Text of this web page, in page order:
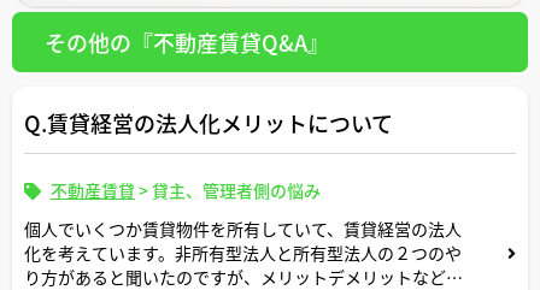
その他の『不動産賃貸Q&A』
Q.賃貸経営の法人化メリットについて
不動産賃貸 >貸主、管理者側の悩み
個人でいくつか賃貸物件を所有していて、賃貸経営の法人
化を考えています。非所有型法人と所有型法人の２つのや
り方があると聞いたのですが、メリットデメリットなどそ